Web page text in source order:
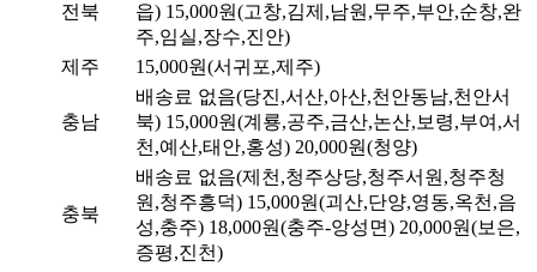
전북
읍) 15,000원(고창,김제,남원,무주,부안,순창,완
주,임실,장수,진안)
제주
15,000원(서귀포,제주)
충남
배송료 없음(당진,서산,아산,천안동남,천안서
북) 15,000원(계룡,공주,금산,논산,보령,부여,서
천,예산,태안,홍성) 20,000원(청양)
충북
배송료 없음(제천,청주상당,청주서원,청주청
원,청주흥덕) 15,000원(괴산,단양,영동,옥천,음
성,충주) 18,000원(충주-앙성면) 20,000원(보은,
증평,진천)